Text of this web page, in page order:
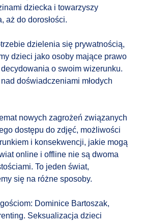
dziecka i towarzyszy
aż do dorosłości.
dzielenia się prywatnością,
dzieci jako osoby mające prawo
o swoim wizerunku.
doświadczeniami młodych
nowych zagrożeń związanych
dostępu do zdjęć, możliwości
i konsekwencji, jakie mogą
online i offline nie są dwoma
To jeden świat,
się na różne sposoby.
Dominice Bartoszak,
Seksualizacja dzieci